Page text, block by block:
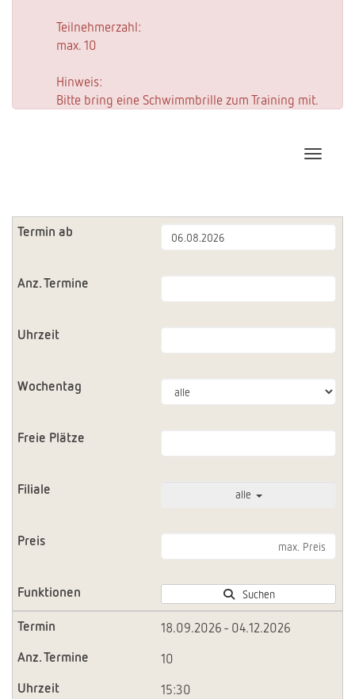
Teilnehmerzahl:
max. 10
Hinweis:
Bitte bring eine Schwimmbrille zum Training mit.
alle
Suchen
18.09.2026 - 04.12.2026
10
15:30